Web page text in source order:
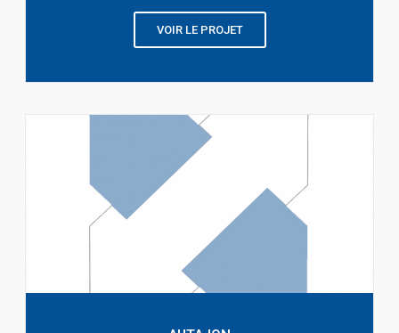
VOIR LE PROJET